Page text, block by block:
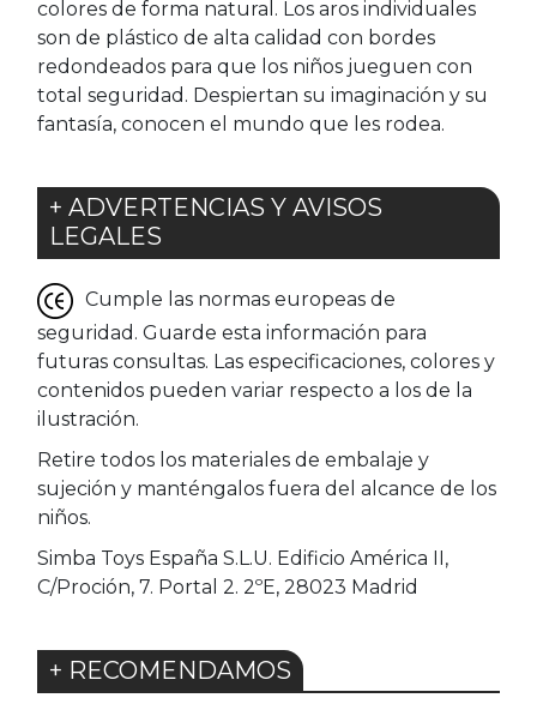
colores de forma natural. Los aros individuales
son de plástico de alta calidad con bordes
redondeados para que los niños jueguen con
total seguridad. Despiertan su imaginación y su
fantasía, conocen el mundo que les rodea.
+ ADVERTENCIAS Y AVISOS
LEGALES
Cumple las normas europeas de
seguridad. Guarde esta información para
futuras consultas. Las especificaciones, colores y
contenidos pueden variar respecto a los de la
ilustración.
Retire todos los materiales de embalaje y
sujeción y manténgalos fuera del alcance de los
niños.
Simba Toys España S.L.U. Edificio América II,
C/Proción, 7. Portal 2. 2ºE, 28023 Madrid
+ RECOMENDAMOS